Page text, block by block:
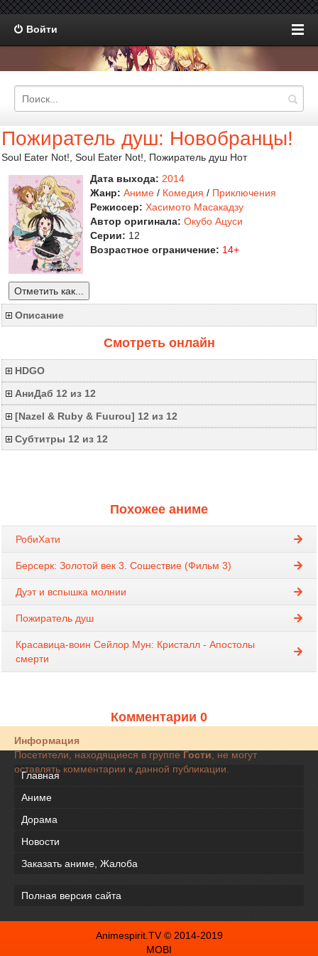
Войти
Пожиратель душ: Новобранцы!
Soul Eater Not!, Soul Eater Not!, Пожиратель душ Нот
Дата выхода: 2014
Жанр: Аниме / Комедия / Приключения
Режиссер: Хасимото Масакадзу
Автор оригинала: Окубо Ацуси
Серии: 12
Возрастное ограничение: 14+
Отметить как...
Описание
Смотреть онлайн
HDGO
АниДаб 12 из 12
[Nazel & Ruby & Fuurou] 12 из 12
Субтитры 12 из 12
Похожее аниме
РобиХати
Берсерк: Золотой век 3. Сошествие (Фильм 3)
Дуэт и вспышка молнии
Пожиратель душ
Красавица-воин Сейлор Мун: Кристалл - Апостолы
смерти
Комментарии 0
Информация
Посетители, находящиеся в группе Гости , не могут
оставлять комментарии к данной публикации.
Главная
Аниме
Дорама
Новости
Заказать аниме, Жалоба
Полная версия сайта
Animespirit.TV © 2014-2019
MOBI